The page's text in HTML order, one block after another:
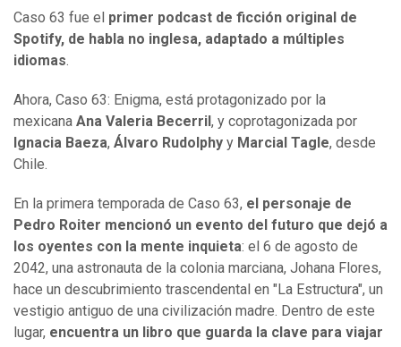
Caso 63 fue el primer podcast de ficción original de
Spotify, de habla no inglesa, adaptado a múltiples
idiomas.
Ahora, Caso 63: Enigma, está protagonizado por la
mexicana Ana Valeria Becerril , y coprotagonizada por
Ignacia Baeza, Álvaro Rudolphy y Marcial Tagle, desde
Chile.
En la primera temporada de Caso 63, el personaje de
Pedro Roiter mencionó un evento del futuro que dejó a
los oyentes con la mente inquieta: el 6 de agosto de
2042, una astronauta de la colonia marciana, Johana Flores,
hace un descubrimiento trascendental en "La Estructura", un
vestigio antiguo de una civilización madre. Dentro de este
lugar, encuentra un libro que guarda la clave para viajar